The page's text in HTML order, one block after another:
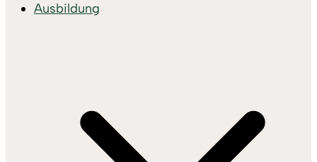
Ausbildung